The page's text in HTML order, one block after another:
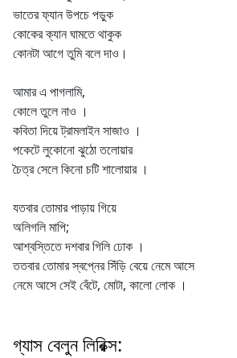
ভাতের ফ্যান উপচে পড়ুক
কোকের ক্যান‌ ঘামতে থাকুক
কোনটা আগে তুমি বলে দাও।
আমার এ পাগলামি,
কোলে তুলে নাও ।
কবিতা দিয়ে ট্রামলাইন সাজাও ।
পকেটে লুকোনো ঝুঠো তলোয়ার
চৈত্র সেলে কিনো চটি শালোয়ার ।
যতবার তোমার পাড়ায় গিয়ে
অলিগলি মাপি;
আশ্বস্তিতে দশবার গিলি ঢোক ।
ততবার তোমার স্বপ্নের সিঁড়ি বেয়ে নেমে আসে
নেমে আসে সেই বেঁটে, মোটা, কালো লোক ।
গ্যাস বেলুন লিরিক্স: